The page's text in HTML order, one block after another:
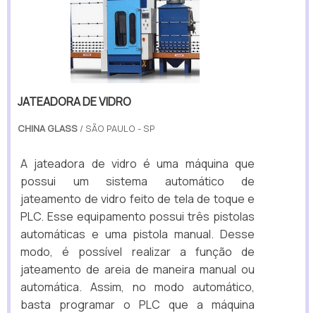
JATEADORA DE VIDRO
CHINA GLASS / SÃO PAULO - SP
A jateadora de vidro é uma máquina que
possui um sistema automático de
jateamento de vidro feito de tela de toque e
PLC. Esse equipamento possui três pistolas
automáticas e uma pistola manual. Desse
modo, é possível realizar a função de
jateamento de areia de maneira manual ou
automática. Assim, no modo automático,
basta programar o PLC que a máquina